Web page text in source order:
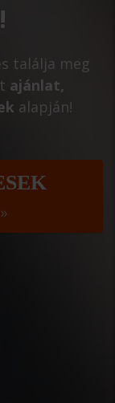
találja meg
ajánlat,
alapján!